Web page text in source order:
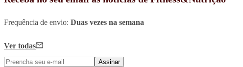
Frequência de envio: Duas vezes na semana
Ver todas
Assinar